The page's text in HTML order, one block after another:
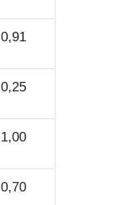
0,91
0,25
1,00
0,70